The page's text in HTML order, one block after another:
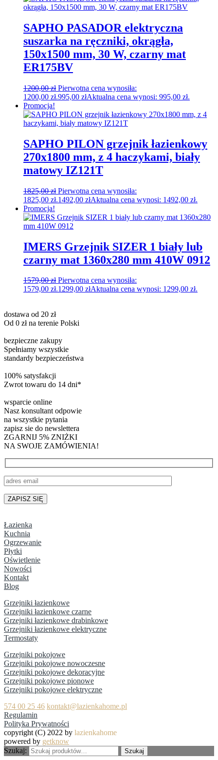
SAPHO PASADOR elektryczna
suszarka na ręczniki, okrągła,
150x1500 mm, 30 W, czarny mat
ER175BV
1200,00zł Pierwotna cena wynosiła:
1200,00 zł.995,00 złAktualna cena wynosi: 995,00 zł.
Promocja!
SAPHO PILON grzejnik łazienkowy
270x1800 mm, z 4 haczykami, biały
matowy IZ121T
1825,00zł Pierwotna cena wynosiła:
1825,00 zł.1492,00 złAktualna cena wynosi: 1492,00 zł.
Promocja!
IMERS Grzejnik SIZER 1 biały lub
czarny mat 1360x280 mm 410W 0912
1579,00zł Pierwotna cena wynosiła:
1579,00 zł.1299,00 złAktualna cena wynosi: 1299,00 zł.
dostawa od 20 zł
Od 0 zł na terenie Polski
bezpieczne zakupy
Spełniamy wszystkie
standardy bezpieczeństwa
100% satysfakcji
Zwrot towaru do 14 dni*
wsparcie online
Nasz konsultant odpowie
na wszystkie pytania
zapisz sie do newslettera
ZGARNIJ 5% ZNIŻKI
NA SWOJE ZAMÓWIENIA!
Łazienka
Kuchnia
Ogrzewanie
Płytki
Oświetlenie
Nowości
Kontakt
Blog
Grzejniki łazienkowe
Grzejniki łazienkowe czarne
Grzejniki łazienkowe drabinkowe
Grzejniki łazienkowe elektryczne
Termostaty
Grzejniki pokojowe
Grzejniki pokojowe nowoczesne
Grzejniki pokojowe dekoracyjne
Grzejniki pokojowe pionowe
Grzejniki pokojowe elektryczne
574 00 25 46 kontakt@lazienkahome.pl
Regulamin
Polityka Prywatności
copyright (C) 2022 by lazienkahome
powered by getknow
Szukaj:
Szukaj